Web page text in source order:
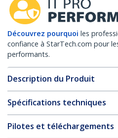
Découvrez pourquoi les
confiance à StarTech.com pour
performants.
Description du Produit
Spécifications techniques
Pilotes et téléchargements